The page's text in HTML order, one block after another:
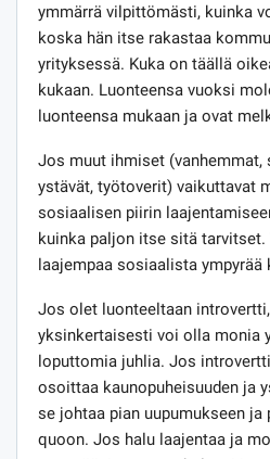
ymmärrä vilpittömästi, kuinka
koska hän itse rakastaa
yrityksessä. Kuka on täällä
kukaan. Luonteensa vuoksi
luonteensa mukaan ja ovat
Jos muut ihmiset (vanhemmat,
ystävät, työtoverit) vaikuttavat
sosiaalisen piirin
kuinka paljon itse sitä
laajempaa sosiaalista ympyrää
Jos olet luonteeltaan
yksinkertaisesti voi olla monia
loputtomia juhlia. Jos
osoittaa kaunopuheisuuden ja
se johtaa pian uupumukseen ja
quoon. Jos halu laajentaa ja